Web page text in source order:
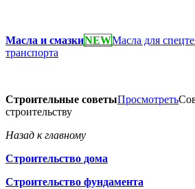
Масла и смазкиNEWМасла для
транспорта
Строительные советыПросмотреть
строительству
Назад к главному
Строительство дома
Строительство фундамента